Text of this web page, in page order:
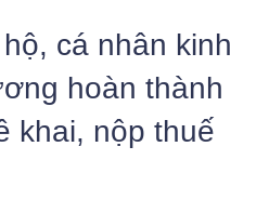
cá nhân kinh
hoàn thành
khai, nộp thuế